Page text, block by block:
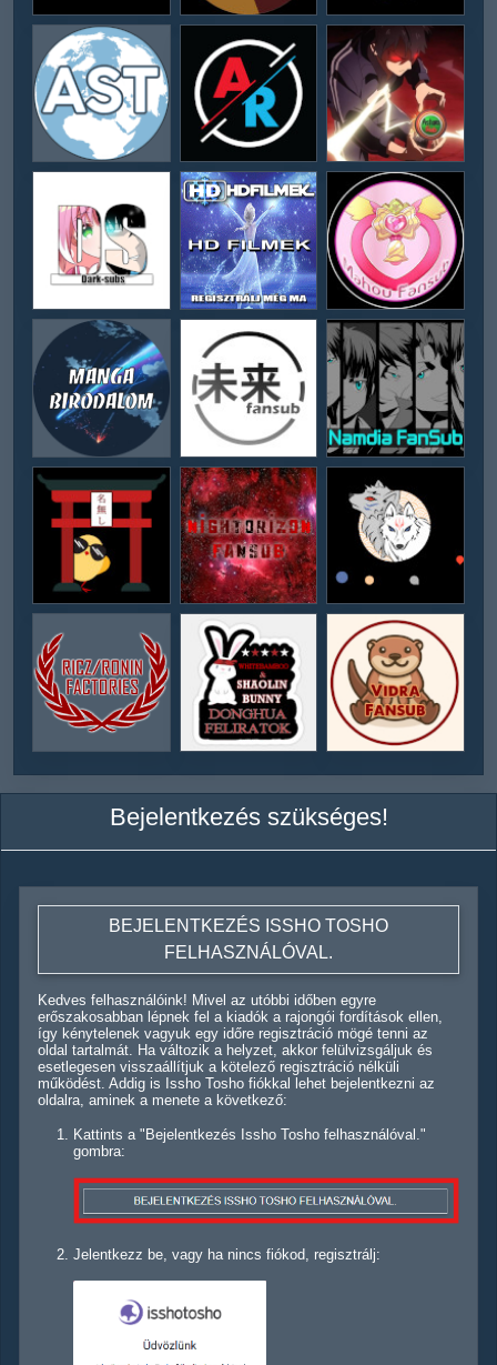
Bejelentkezés szükséges!
BEJELENTKEZÉS ISSHO TOSHO
FELHASZNÁLÓVAL.
Kedves felhasználóink! Mivel az utóbbi időben egyre
erőszakosabban lépnek fel a kiadók a rajongói fordítások ellen,
így kénytelenek vagyuk egy időre regisztráció mögé tenni az
oldal tartalmát. Ha változik a helyzet, akkor felülvizsgáljuk és
esetlegesen visszaállítjuk a kötelező regisztráció nélküli
működést. Addig is Issho Tosho fiókkal lehet bejelentkezni az
oldalra, aminek a menete a következő:
Kattints a "Bejelentkezés Issho Tosho felhasználóval."
gombra:
Jelentkezz be, vagy ha nincs fiókod, regisztrálj: